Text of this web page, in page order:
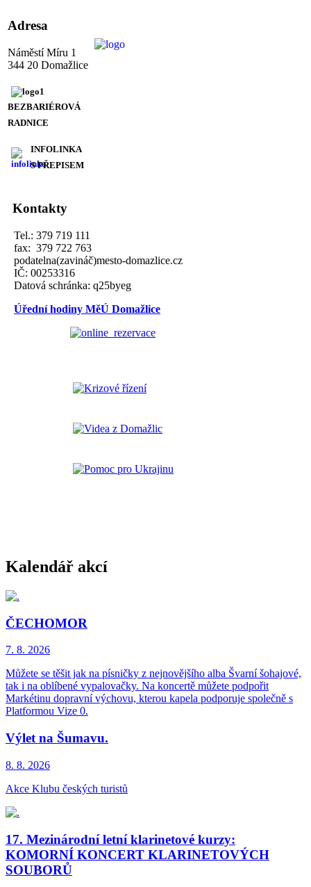
Adresa
Náměstí Míru 1
344 20 Domažlice
BEZBARIÉROVÁ
RADNICE
INFOLINKA
S PŘEPISEM
Kontakty
Tel.: 379 719 111
fax: 379 722 763
podatelna(zavináč)mesto-domazlice.cz
IČ: 00253316
Datová schránka: q25byeg
Úřední hodiny MěÚ Domažlice
Kalendář akcí
ČECHOMOR
7. 8. 2026
Můžete se těšit jak na písničky z nejnovějšího alba Švarní šohajové,
tak i na oblíbené vypalovačky. Na koncertě můžete podpořit
Markétinu dopravní výchovu, kterou kapela podporuje společně s
Platformou Vize 0.
Výlet na Šumavu.
8. 8. 2026
Akce Klubu českých turistů
17. Mezinárodní letní klarinetové kurzy:
KOMORNÍ KONCERT KLARINETOVÝCH
SOUBORŮ